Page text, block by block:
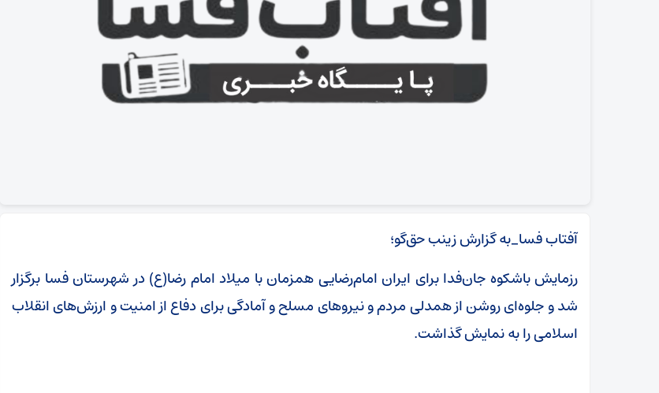
آفتاب فسا_به گزارش زینب حق‌گو؛
رزمایش باشکوه جان‌فدا برای ایران امام‌رضایی همزمان با میلاد امام رضا(ع) در شهرستان فسا برگزار
شد و جلوه‌ای روشن از همدلی مردم و نیروهای مسلح و آمادگی برای دفاع از امنیت و ارزش‌های انقلاب
اسلامی را به نمایش گذاشت.